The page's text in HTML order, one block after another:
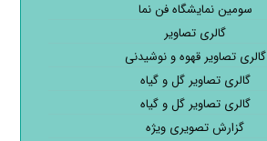
سومین نمایشگاه فن نما
گالری تصاویر
گالری تصاویر قهوه و نوشیدنی
گالری تصاویر گل و گیاه
گالری تصاویر گل و گیاه
گزارش تصویری ویژه